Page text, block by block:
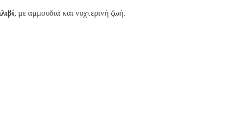
, με αμμουδιά και νυχτερινή ζωή.